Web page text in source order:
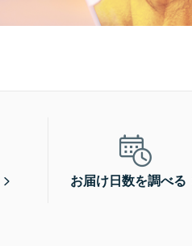
お届け日数を調べる